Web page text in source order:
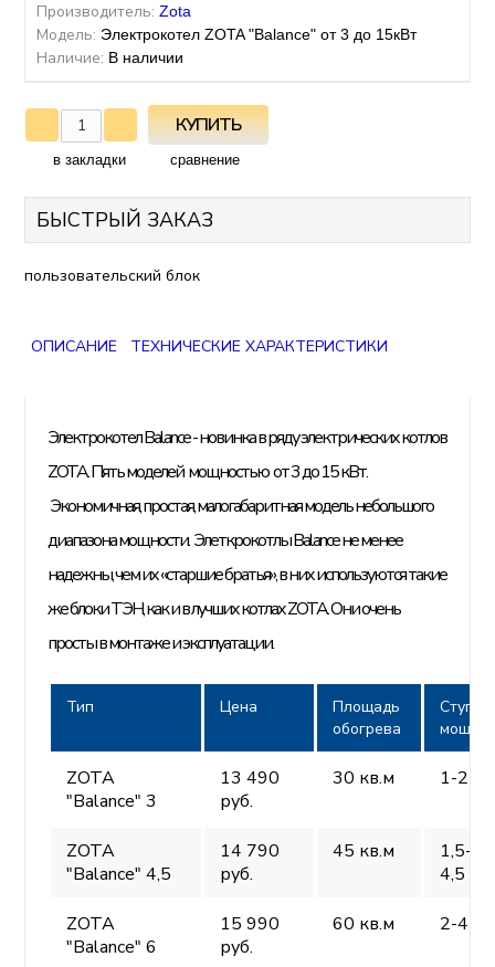
Производитель: Zota
Модель: Электрокотел ZOTA "Balance" от 3 до 15кВт
Наличие: В наличии
в закладки сравнение
БЫСТРЫЙ ЗАКАЗ
пользовательский блок
ОПИСАНИЕ ТЕХНИЧЕСКИЕ ХАРАКТЕРИСТИКИ
Электрокотел Balance - новинка в ряду электрических котлов
ZOTA. Пять моделей мощностью от 3 до 15 кВт.
Экономичная, простая, малогабаритная модель небольшого
диапазона мощности. Элеткрокотлы Balance не менее
надежны, чем их «старшие братья», в них используются такие
же блоки ТЭН, как и в лучших котлах ZOTA. Они очень
просты в монтаже и эксплуатации.
Тип Цена
Площадь
обогрева
ZOTA
"Balance" 3
13 490
руб.
30 кв.м 1-2-3
ZOTA
"Balance" 4,5
14 790
руб.
45 кв.м
1,5-3-
4,5
ZOTA
"Balance" 6
15 990
руб.
60 кв.м 2-4-6